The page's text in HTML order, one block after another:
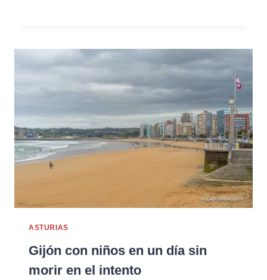
ASTURIAS
Gijón con niños en un día sin
morir en el intento